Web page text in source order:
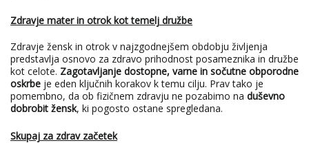
Zdravje mater in otrok kot temelj družbe
Zdravje žensk in otrok v najzgodnejšem obdobju življenja
predstavlja osnovo za zdravo prihodnost posameznika in družbe
kot celote. Zagotavljanje dostopne, varne in sočutne obporodne
oskrbe je eden ključnih korakov k temu cilju. Prav tako je
pomembno, da ob fizičnem zdravju ne pozabimo na duševno
dobrobit žensk, ki pogosto ostane spregledana.
Skupaj za zdrav začetek